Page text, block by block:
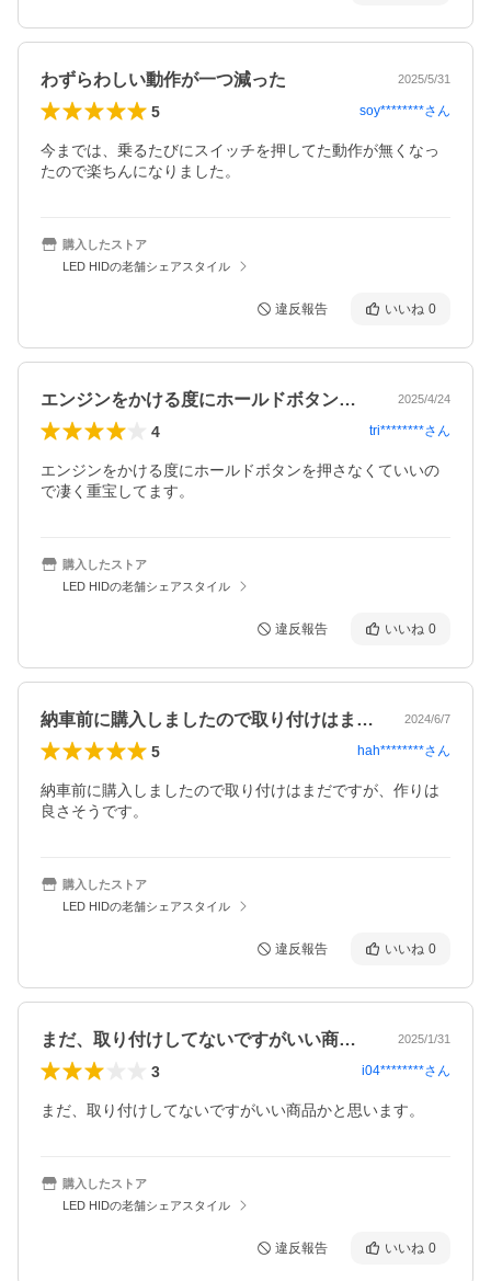
わずらわしい動作が一つ減った 2025/5/31
5 soy********さん
今までは、乗るたびにスイッチを押してた動作が無くなっ
たので楽ちんになりました。
購入したストア
LED HIDの老舗シェアスタイル
違反報告 いいね 0
エンジンをかける度にホールドボタンを押… 2025/4/24
4 tri********さん
エンジンをかける度にホールドボタンを押さなくていいの
で凄く重宝してます。
購入したストア
LED HIDの老舗シェアスタイル
違反報告 いいね 0
納車前に購入しましたので取り付けはまだ… 2024/6/7
5 hah********さん
納車前に購入しましたので取り付けはまだですが、作りは
良さそうです。
購入したストア
LED HIDの老舗シェアスタイル
違反報告 いいね 0
まだ、取り付けしてないですがいい商品か… 2025/1/31
3 i04********さん
まだ、取り付けしてないですがいい商品かと思います。
購入したストア
LED HIDの老舗シェアスタイル
違反報告 いいね 0